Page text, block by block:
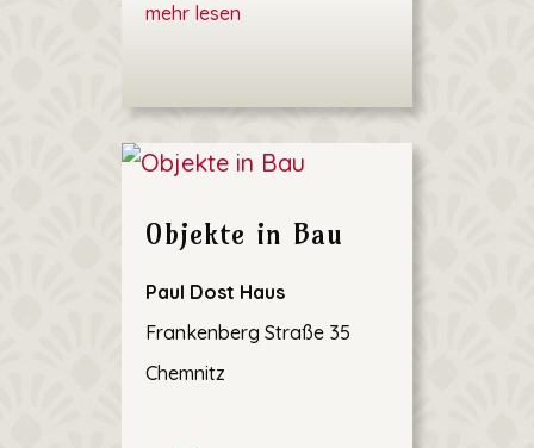
mehr lesen
Objekte in Bau
Paul Dost Haus
Frankenberg Straße 35
Chemnitz